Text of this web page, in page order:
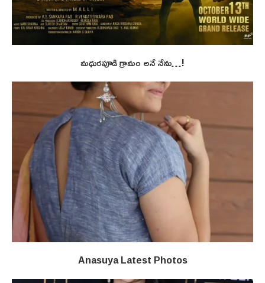
మధురపూడి గ్రామం అనే నేను…!
Anasuya Latest Photos